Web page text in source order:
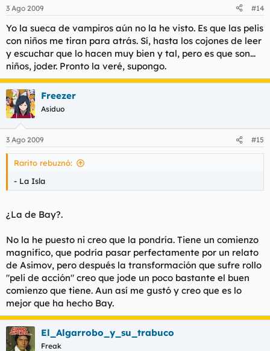
3 Ago 2009 #14
Yo la sueca de vampiros aún no la he visto. Es que las pelis
con niños me tiran para atrás. Sí, hasta los cojones de leer
y escuchar que lo hacen muy bien y tal, pero es que son...
niños, joder. Pronto la veré, supongo.
Freezer
Asiduo
3 Ago 2009 #15
Rarito rebuznó:
- La Isla
¿La de Bay?.
No la he puesto ni creo que la pondría. Tiene un comienzo
magnifico, que podría pasar perfectamente por un relato
de Asimov, pero después la transformación que sufre rollo
"peli de acción" creo que jode un poco bastante el buen
comienzo que tiene. Aun así me gustó y creo que es lo
mejor que ha hecho Bay.
El_Algarrobo_y_su_trabuco
Freak